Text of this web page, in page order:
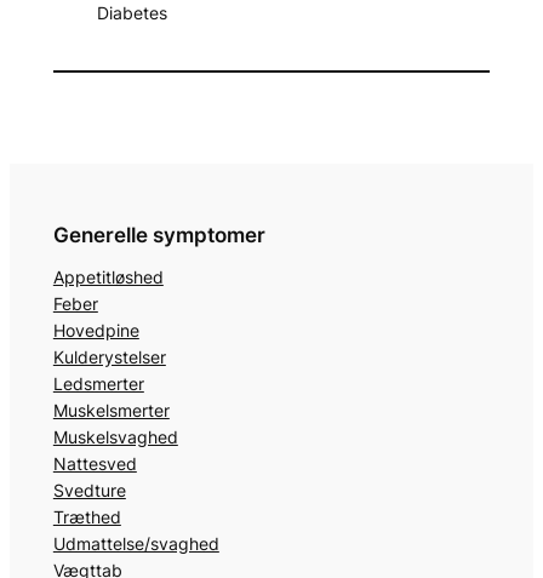
Diabetes
Generelle symptomer
Appetitløshed
Feber
Hovedpine
Kulderystelser
Ledsmerter
Muskelsmerter
Muskelsvaghed
Nattesved
Svedture
Træthed
Udmattelse/svaghed
Vægttab